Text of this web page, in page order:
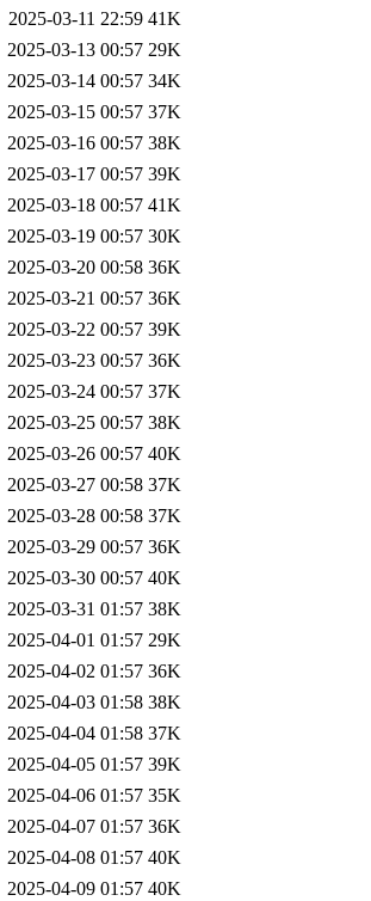
2025-03-11 22:59 41K
2025-03-13 00:57 29K
2025-03-14 00:57 34K
2025-03-15 00:57 37K
2025-03-16 00:57 38K
2025-03-17 00:57 39K
2025-03-18 00:57 41K
2025-03-19 00:57 30K
2025-03-20 00:58 36K
2025-03-21 00:57 36K
2025-03-22 00:57 39K
2025-03-23 00:57 36K
2025-03-24 00:57 37K
2025-03-25 00:57 38K
2025-03-26 00:57 40K
2025-03-27 00:58 37K
2025-03-28 00:58 37K
2025-03-29 00:57 36K
2025-03-30 00:57 40K
2025-03-31 01:57 38K
2025-04-01 01:57 29K
2025-04-02 01:57 36K
2025-04-03 01:58 38K
2025-04-04 01:58 37K
2025-04-05 01:57 39K
2025-04-06 01:57 35K
2025-04-07 01:57 36K
2025-04-08 01:57 40K
2025-04-09 01:57 40K